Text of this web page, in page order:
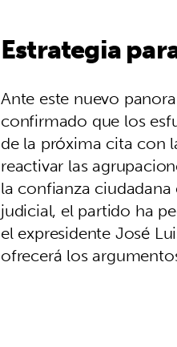
Estrategia
Ante este nuevo
confirmado que los
de la próxima cita con
reactivar las
la confianza
judicial, el partido ha
el expresidente José
ofrecerá los